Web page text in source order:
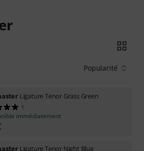
Popularité
Ligature Tenor Grass Green
1
immédiatement
Ligature Tenor Night Blue